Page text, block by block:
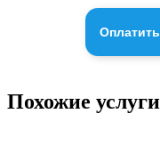
Оплатить
Похожие услуги